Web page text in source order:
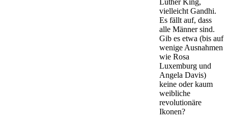
Luther King,
vielleicht Gandhi.
Es fällt auf, dass
alle Männer sind.
Gib es etwa (bis auf
wenige Ausnahmen
wie Rosa
Luxemburg und
Angela Davis)
keine oder kaum
weibliche
revolutionäre
Ikonen?